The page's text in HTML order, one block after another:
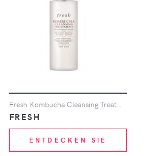
Fresh Kombucha Cleansing Treatment (Various Sizes) - 200ml
FRESH
ENTDECKEN SIE